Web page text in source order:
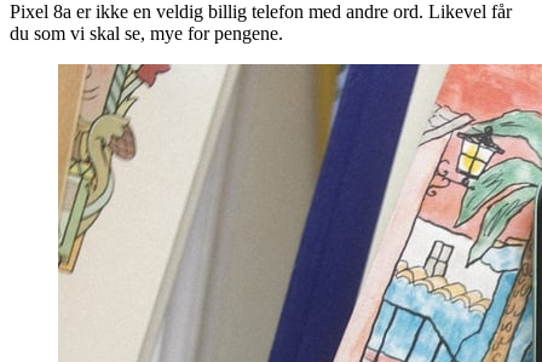
Pixel 8a er ikke en veldig billig telefon med andre ord. Likevel får
du som vi skal se, mye for pengene.